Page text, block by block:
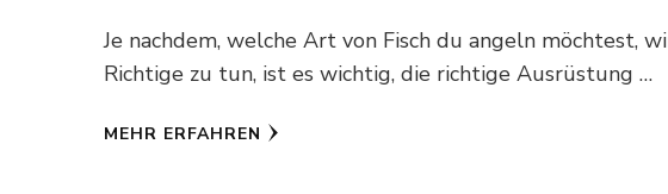
Je nachdem, welche Art von Fisch du angeln möchtest,
Richtige zu tun, ist es wichtig, die richtige Ausrüstung …
MEHR ERFAHREN